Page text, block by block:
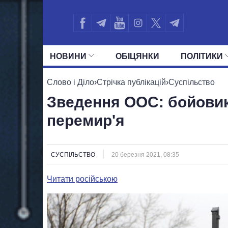
НОВИНИ ОБIЦЯНКИ ПОЛIТИКИ
УСІ ПОЛІТИКИ ПРЕЗИДЕНТ І ОФІС
Слово і Діло›Стрічка публікацій›Суспільство
Зведення ООС:
перемир'я
СУСПІЛЬСТВО 20 березня 2021, 08:35
Читати російською